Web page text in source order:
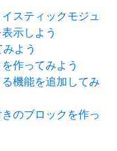
スティックモジュ
示しよう
よう
作ってみよう
機能を追加してみ
のブロックを作っ